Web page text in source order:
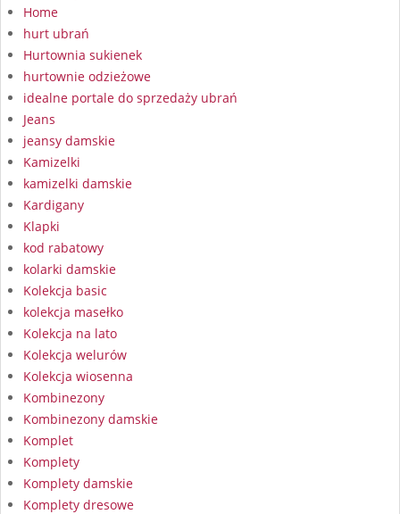
Home
hurt ubrań
Hurtownia sukienek
hurtownie odzieżowe
idealne portale do sprzedaży ubrań
Jeans
jeansy damskie
Kamizelki
kamizelki damskie
Kardigany
Klapki
kod rabatowy
kolarki damskie
Kolekcja basic
kolekcja masełko
Kolekcja na lato
Kolekcja welurów
Kolekcja wiosenna
Kombinezony
Kombinezony damskie
Komplet
Komplety
Komplety damskie
Komplety dresowe